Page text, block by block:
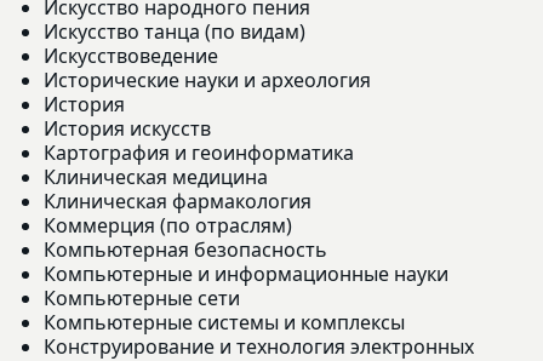
Искусство народного пения
Искусство танца (по видам)
Искусствоведение
Исторические науки и археология
История
История искусств
Картография и геоинформатика
Клиническая медицина
Клиническая фармакология
Коммерция (по отраслям)
Компьютерная безопасность
Компьютерные и информационные науки
Компьютерные сети
Компьютерные системы и комплексы
Конструирование и технология электронных